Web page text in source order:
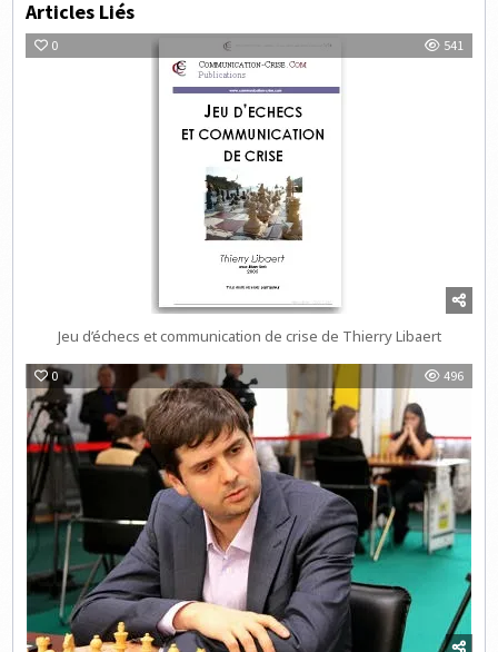
Articles Liés
0 541
Jeu d’échecs et communication de crise de Thierry Libaert
0 496